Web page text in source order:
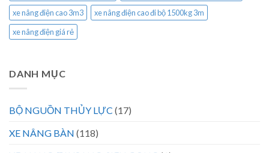
xe nâng điện cao 3m3
xe nâng điện cao đi bộ 1500kg 3m
xe nâng điện giá rẻ
DANH MỤC
BỘ NGUỒN THỦY LỰC (17)
XE NÂNG BÀN (118)